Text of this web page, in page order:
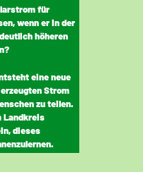
für
wenn er in der
höheren
eine neue
Strom
zu teilen.
Landkreis
dieses